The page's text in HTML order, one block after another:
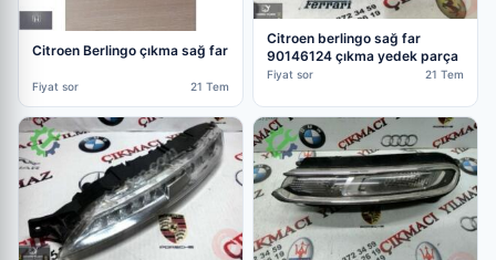
Citroen Berlingo çıkma sağ far
Fiyat sor 21 Tem
Citroen berlingo sağ far
90146124 çıkma yedek parça
Fiyat sor 21 Tem